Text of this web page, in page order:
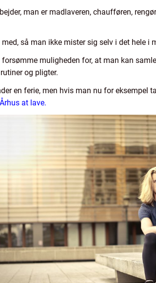
man er madlaveren, chaufføren,
så man ikke mister sig selv i det hele
muligheden for, at man kan
og pligter.
en ferie, men hvis man nu for eksempel
at lave.